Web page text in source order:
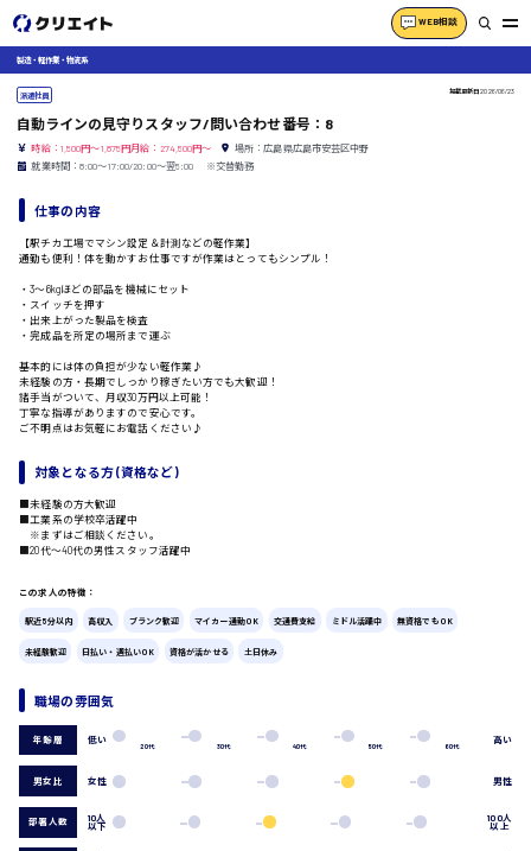
WEB相談
組立、加工
製造オペレーター
フォークリフト
介護・医療系
医師
看護助手
看護師
広島市中区
広島市南区
時給1200円～
製造・軽作業・物流系
派遣社員 掲載更新日2026/06/23
自動ラインの見守りスタッフ/問い合わせ番号：8
時給：1,500円～1,875円月給：274,500円～
場所：広島県広島市安芸区中野
就業時間：8:00〜17:00/20:00〜翌5:00 ※交替勤務
仕事の内容
【駅チカ工場でマシン設定＆計測などの軽作業】
通勤も便利！体を動かすお仕事ですが作業はとってもシンプル！
・3〜6kgほどの部品を機械にセット
・スイッチを押す
・出来上がった製品を検査
・完成品を所定の場所まで運ぶ
基本的には体の負担が少ない軽作業♪
未経験の方・長期でしっかり稼ぎたい方でも大歓迎！
諸手当がついて、月収30万円以上可能！
丁寧な指導がありますので安心です。
ご不明点はお気軽にお電話ください♪
対象となる方 (資格など)
■未経験の方大歓迎
■工業系の学校卒活躍中
※まずはご相談ください。
■20代〜40代の男性スタッフ活躍中
この求人の特徴：
駅近5分以内 高収入 ブランク歓迎 マイカー通勤OK 交通費支給 ミドル活躍中 無資格でもOK
未経験歓迎 日払い・週払いOK 資格が活かせる 土日休み
職場の雰囲気
年齢層 低い
20代 30代 40代 50代 60代
高い
男女比 女性 男性
部署人数 10人
以下
100人
以上